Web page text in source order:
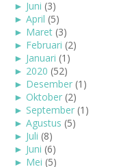
► Juni (3)
► April (5)
► Maret (3)
► Februari (2)
► Januari (1)
► 2020 (52)
► Desember (1)
► Oktober (2)
► September (1)
► Agustus (5)
► Juli (8)
► Juni (6)
► Mei (5)